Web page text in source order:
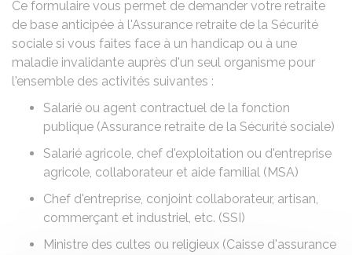
Ce formulaire vous permet de demander votre retraite
de base anticipée à l'Assurance retraite de la Sécurité
sociale si vous faites face à un handicap ou à une
maladie invalidante auprès d'un seul organisme pour
l'ensemble des activités suivantes :
Salarié ou agent contractuel de la fonction
publique (Assurance retraite de la Sécurité sociale)
Salarié agricole, chef d'exploitation ou d'entreprise
agricole, collaborateur et aide familial (MSA)
Chef d'entreprise, conjoint collaborateur, artisan,
commerçant et industriel, etc. (SSI)
Ministre des cultes ou religieux (Caisse d'assurance